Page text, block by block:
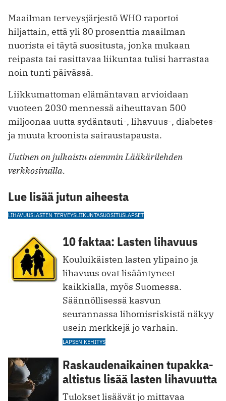
Maailman terveysjärjestö WHO raportoi
hiljattain, että yli 80 prosenttia maailman
nuorista ei täytä suositusta, jonka mukaan
reipasta tai rasittavaa liikuntaa tulisi harrastaa
noin tunti päivässä.
Liikkumattoman elämäntavan arvioidaan
vuoteen 2030 mennessä aiheuttavan 500
miljoonaa uutta sydäntauti-, lihavuus-, diabetes-
ja muuta kroonista sairaustapausta.
Uutinen on julkaistu aiemmin Lääkärilehden
verkkosivuilla.
Lue lisää jutun aiheesta
LIHAVUUSLASTEN TERVEYSLIIKUNTASUOSITUSLAPSET
10 faktaa: Lasten lihavuus
Kouluikäisten lasten ylipaino ja
lihavuus ovat lisääntyneet
kaikkialla, myös Suomessa.
Säännöllisessä kasvun
seurannassa lihomisriskistä näkyy
usein merkkejä jo varhain.
LAPSEN KEHITYS
Raskaudenaikainen tupakka-
altistus lisää lasten lihavuutta
Tulokset lisäävät jo mittavaa